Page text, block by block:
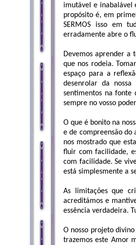
imutável e inabalável
propósito é, em
SERMOS isso em
erradamente abre o
Devemos aprender a
que nos rodeia.
espaço para a
desenrolar da
sentimentos na fonte
sempre no vosso
O que é bonito na
e de compreensão do
nos mostrado que
fluir com facilidade,
com facilidade. Se
está simplesmente a
As limitações que
acreditámos e
essência verdadeira.
O nosso projeto
trazemos este Amor